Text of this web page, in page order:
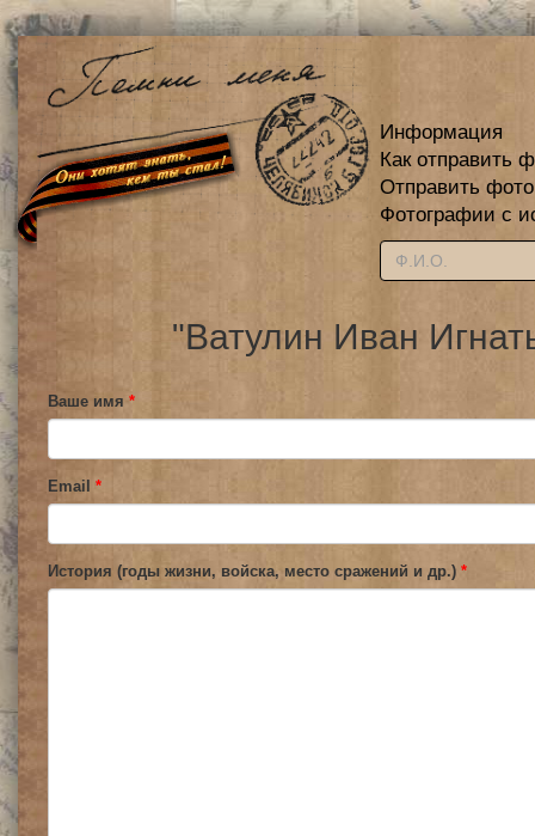
Информация
Как отправить
Отправить
Фотографии с
"Ватулин Иван
Ваше имя *
Email *
История (годы жизни, войска, место сражений и др.) *